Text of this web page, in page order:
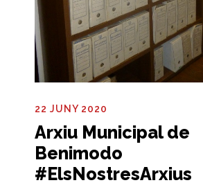
22 JUNY 2020
Arxiu Municipal de
Benimodo
#ElsNostresArxius